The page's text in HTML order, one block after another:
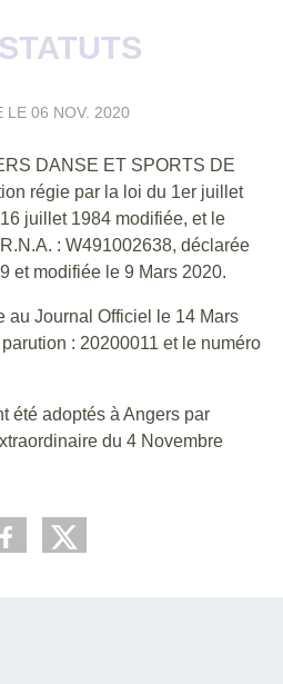
LE 06 NOV. 2020
DANSE ET SPORTS DE
régie par la loi du 1er juillet
juillet 1984 modifiée, et le
: W491002638, déclarée
et modifiée le 9 Mars 2020.
au Journal Officiel le 14 Mars
: 20200011 et le numéro
été adoptés à Angers par
du 4 Novembre